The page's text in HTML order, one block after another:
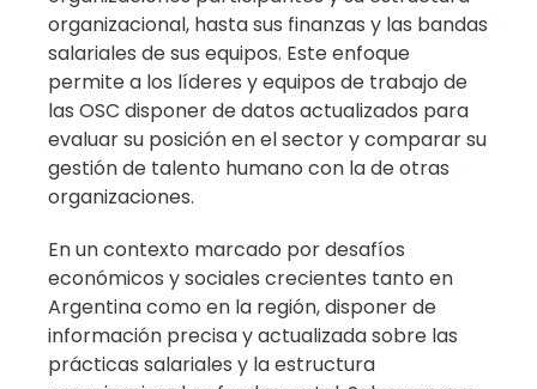
organizacional, hasta sus finanzas y las bandas
salariales de sus equipos. Este enfoque
permite a los líderes y equipos de trabajo de
las OSC disponer de datos actualizados para
evaluar su posición en el sector y comparar su
gestión de talento humano con la de otras
organizaciones.
En un contexto marcado por desafíos
económicos y sociales crecientes tanto en
Argentina como en la región, disponer de
información precisa y actualizada sobre las
prácticas salariales y la estructura